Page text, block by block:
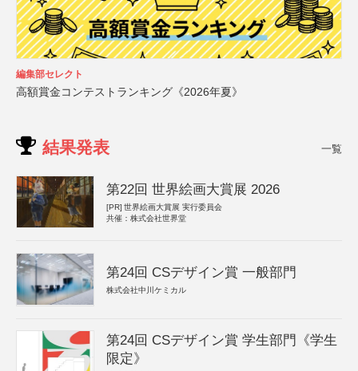
編集部セレクト
高額賞金コンテストランキング《2026年夏》
結果発表 一覧
第22回 世界絵画大賞展 2026
[PR] 世界絵画大賞展 実行委員会
共催：株式会社世界堂
第24回 CSデザイン賞 一般部門
株式会社中川ケミカル
第24回 CSデザイン賞 学生部門《学生
限定》